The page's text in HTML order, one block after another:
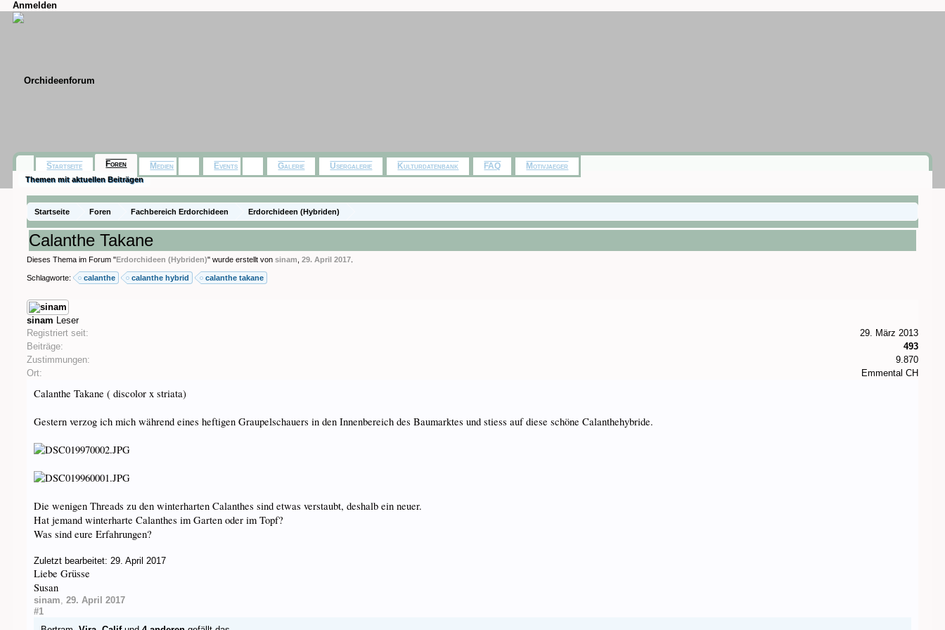
Anmelden
Startseite Foren Fachbereich Erdorchideen Erdorchideen (Hybriden)
Calanthe Takane
Dieses Thema im Forum "Erdorchideen (Hybriden)" wurde erstellt vonsinam ,29. April 2017
Schlagworte: calanthe calanthe hybrid calanthe takane
sinam Leser
Registriert seit:
29. März 2013
Beiträge:
493
Zustimmungen:
9.870
Ort:
Emmental CH
Calanthe Takane ( discolor x striata)
Gestern verzog ich mich während eines heftigen Graupelschauers in den Innenbereich des Baumarktes und stiess auf diese schöne Calanthehybride.
Die wenigen Threads zu den winterharten Calanthes sind etwas verstaubt, deshalb ein neuer.
Hat jemand winterharte Calanthes im Garten oder im Topf?
Was sind eure Erfahrungen?
Zuletzt bearbeitet:29. April 2017
Liebe Grüsse
Susan
sinam, 29. April 2017
#1
Startseite Foren
Themen mit aktuellen Beiträgen
Medien Events Galerie Usergalerie Kulturdatenbank FAQ Motivjaeger